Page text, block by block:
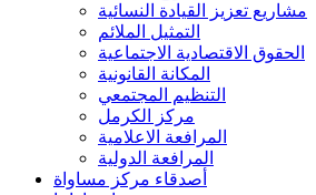
مشاريع تعزيز القيادة النسائية
التمثيل الملائم
الحقوق الاقتصادية الاجتماعية
المكانة القانونية
التنظيم المجتمعي
مركز الكرمل
المرافعة الاعلامية
المرافعة الدولية
أصدقاء مركز مساواة